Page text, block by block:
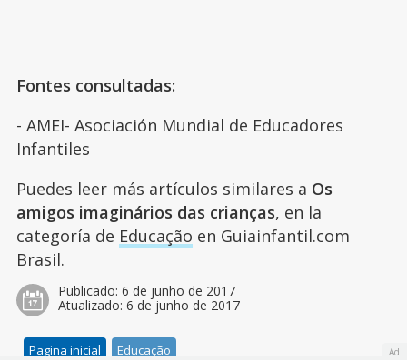
Fontes consultadas:
- AMEI- Asociación Mundial de Educadores
Infantiles
Puedes leer más artículos similares a Os
amigos imaginários das crianças, en la
categoría de Educação en Guiainfantil.com
Brasil.
Publicado: 6 de junho de 2017
Atualizado: 6 de junho de 2017
Pagina inicial Educação Ad